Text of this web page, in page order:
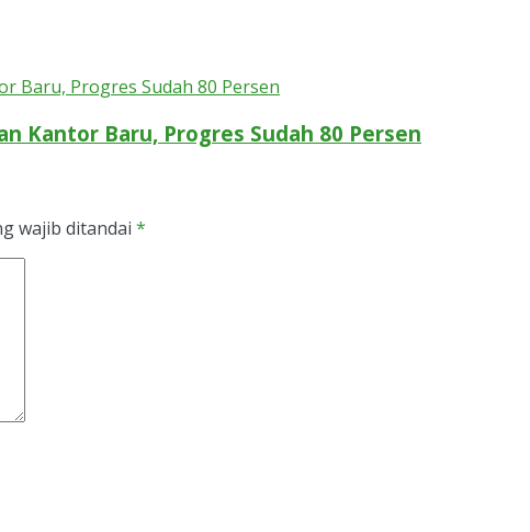
Kantor Baru, Progres Sudah 80 Persen
wajib ditandai *